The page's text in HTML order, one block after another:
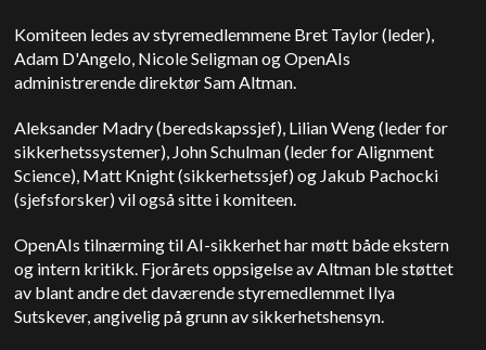
Komiteen ledes av styremedlemmene Bret Taylor (leder),
Adam D'Angelo, Nicole Seligman og OpenAIs
administrerende direktør Sam Altman.
Aleksander Madry (beredskapssjef), Lilian Weng (leder for
sikkerhetssystemer), John Schulman (leder for Alignment
Science), Matt Knight (sikkerhetssjef) og Jakub Pachocki
(sjefsforsker) vil også sitte i komiteen.
OpenAIs tilnærming til AI-sikkerhet har møtt både ekstern
og intern kritikk. Fjorårets oppsigelse av Altman ble støttet
av blant andre det daværende styremedlemmet Ilya
Sutskever, angivelig på grunn av sikkerhetshensyn.